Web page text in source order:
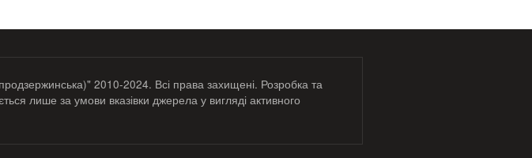
2010-2024. Всі права захищені. Розробка та
лише за умови вказівки джерела у вигляді активного